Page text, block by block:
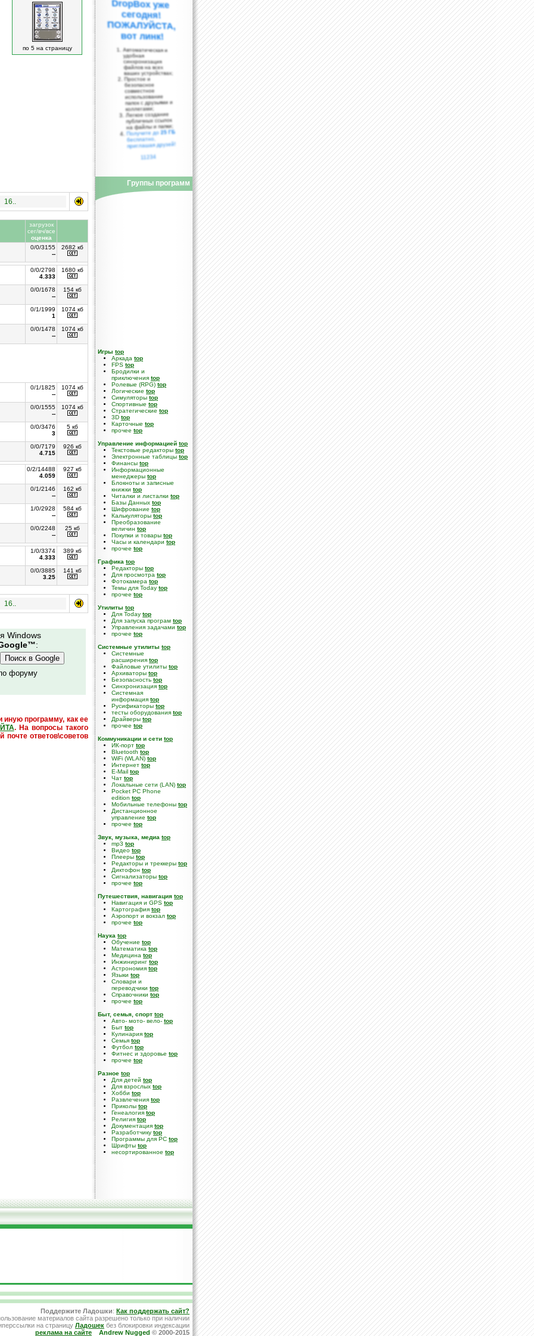
по 5 на страницу
16..
загрузок
сег/вч/все
оценка
0/0/3155
--
2682 кб
0/0/2798
4.333
1680 кб
0/0/1678
--
154 кб
0/1/1999
1
1074 кб
0/0/1478
--
1074 кб
0/1/1825
--
1074 кб
0/0/1555
--
1074 кб
0/0/3476
3
5 кб
0/0/7179
4.715
926 кб
0/2/14488
4.059
927 кб
0/1/2146
--
162 кб
1/0/2928
--
584 кб
0/0/2248
--
25 кб
1/0/3374
4.333
389 кб
0/0/3885
3.25
141 кб
16..
Windows
:
форуму
иную программу, как ее
. На вопросы такого
почте ответов\советов
вот линк!
Автоматическая и
удобная
синхронизация
файлов на всех
ваших устройствах;
Простое и
безопасное
совместное
использование
папок с друзьями и
коллегами;
Легкое создание
публичных ссылок
на файлы и папки;
Получите до25 ГБ
бесплатно,
приглашая друзей!
11234
Группы программ
Игры top
Аркада top
FPS top
Бродилки и
приключения top
Ролевые (RPG) top
Логические top
Симуляторы top
Спортивные top
Стратегические top
3D top
Карточные top
прочее top
Управление информацией top
Текстовые редакторы top
Электронные таблицы top
Финансы top
Информационные
менеджеры top
Блокноты и записные
книжки top
Читалки и листалки top
Базы Данных top
Шифрование top
Калькуляторы top
Преобразование
величин top
Покупки и товары top
Часы и календари top
прочее top
Графика top
Редакторы top
Для просмотра top
Фотокамера top
Темы для Today top
прочее top
Утилиты top
Для Today top
Для запуска програм top
Управления задачами top
прочее top
Системные утилиты top
Cистемные
расширения top
Файловые утилиты top
Архиваторы top
Безопасность top
Синхронизация top
Системная
информация top
Русификаторы top
тесты оборудования top
Драйверы top
прочее top
Коммуникации и сети top
ИК-порт top
Bluetooth top
WiFi (WLAN) top
Интернет top
E-Mail top
Чат top
Локальные сети (LAN) top
Pocket PC Phone
edition top
Мобильные телефоны top
Дистанционное
управление top
прочее top
Звук, музыка, медиа top
mp3 top
Видео top
Плееры top
Редакторы и треккеры top
Диктофон top
Сигнализаторы top
прочее top
Путешествия, навигация top
Навигация и GPS top
Картография top
Аэропорт и вокзал top
прочее top
Наука top
Обучение top
Математика top
Медицина top
Инжиниринг top
Астрономия top
Языки top
Словари и
переводчики top
Справочники top
прочее top
Быт, семья, спорт top
Авто- мото- вело- top
Быт top
Кулинария top
Семья top
Футбол top
Фитнес и здоровье top
прочее top
Разное top
Для детей top
Для взрослых top
Хобби top
Развлечения top
Приколы top
Генеалогия top
Религия top
Документация top
Разработчику top
Программы для PC top
Шрифты top
несортированное top
Поддержите Ладошки: Как поддержать сайт?
материалов сайта разрешено только при наличии
на страницу Ладошек без блокировки индексации
реклама на сайте
Andrew Nugged © 2000-2015